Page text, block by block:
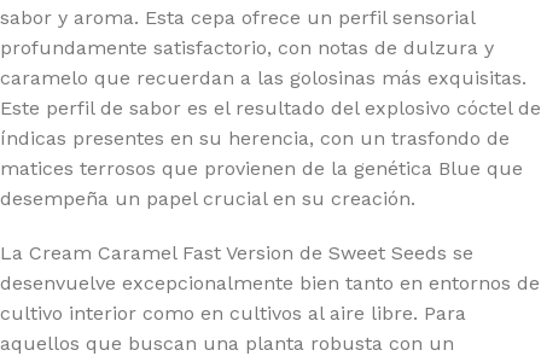
sabor y aroma. Esta cepa ofrece un perfil sensorial
profundamente satisfactorio, con notas de dulzura y
caramelo que recuerdan a las golosinas más exquisitas.
Este perfil de sabor es el resultado del explosivo cóctel de
índicas presentes en su herencia, con un trasfondo de
matices terrosos que provienen de la genética Blue que
desempeña un papel crucial en su creación.
La Cream Caramel Fast Version de Sweet Seeds se
desenvuelve excepcionalmente bien tanto en entornos de
cultivo interior como en cultivos al aire libre. Para
aquellos que buscan una planta robusta con un